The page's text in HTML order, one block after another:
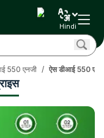
Hindi
550 एनजी / ऐस डीआई 550